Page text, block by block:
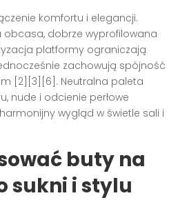
komfortu i elegancji.
obcasa, dobrze wyprofilowana
platformy ograniczają
zachowują spójność
[2][3][6]. Neutralna paleta
nude i odcienie perłowe
wygląd w świetle sali i
buty na
sukni i stylu